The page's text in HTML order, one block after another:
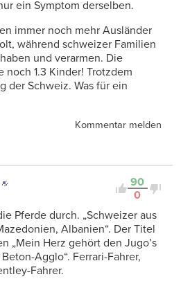
ein Symptom derselben.
immer noch mehr Ausländer
während schweizer Familien
und verarmen. Die
noch 1.3 Kinder! Trotzdem
der Schweiz. Was für ein
Kommentar melden
90
0
Pferde durch. „Schweizer aus
Albanien“. Der Titel
„Mein Herz gehört den Jugo’s
Agglo“. Ferrari-Fahrer,
Fahrer.